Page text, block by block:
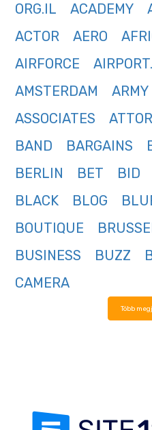
ORG.IL
ACADEMY
ACTOR
AERO
AIRFORCE
AMSTERDAM
ARMY
ASSOCIATES
BAND
BARGAINS
BERLIN
BET BID
BLACK
BLOG
BOUTIQUE
BUSINESS
BUZZ
CAMERA
Több